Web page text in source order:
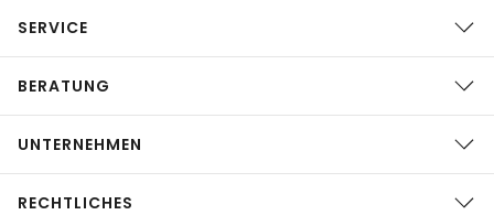
SERVICE
BERATUNG
UNTERNEHMEN
RECHTLICHES